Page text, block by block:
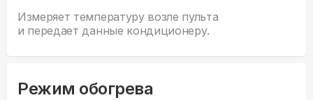
Измеряет температуру возле пульта
и передает данные кондиционеру.
Режим обогрева